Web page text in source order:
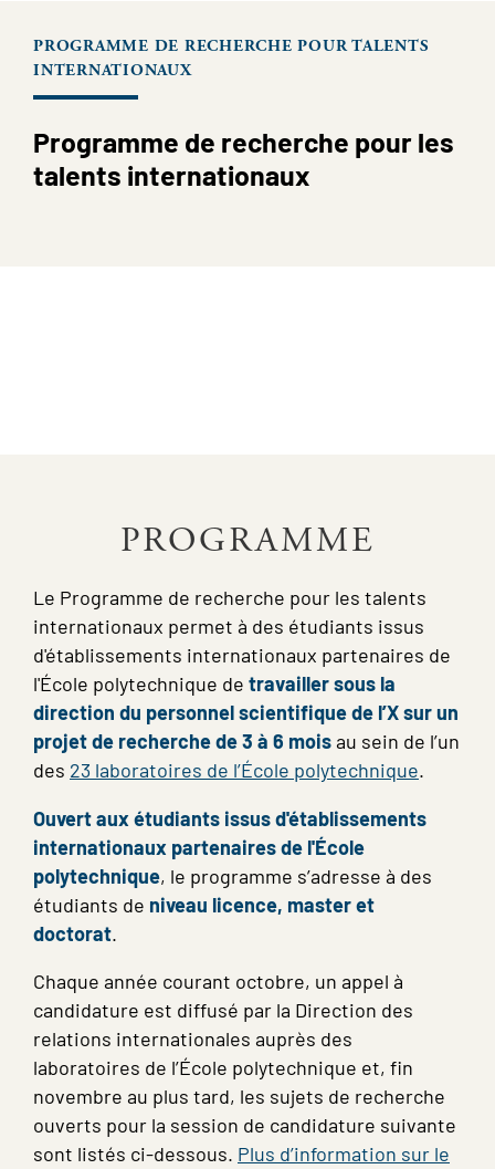
PROGRAMME DE RECHERCHE POUR TALENTS
INTERNATIONAUX
Programme de recherche pour les
talents internationaux
PROGRAMME
Le Programme de recherche pour les talents
internationaux permet à des étudiants issus
d'établissements internationaux partenaires de
l'École polytechnique de travailler sous la
direction du personnel scientifique de l’X sur un
projet de recherche de 3 à 6 moisau sein de l’un
des 23 laboratoires de l’École polytechnique.
Ouvert aux étudiants issus d'établissements
internationaux partenaires de l'École
polytechnique, le programme s’adresse à des
étudiants de niveau licence, master et
doctorat.
Chaque année courant octobre, un appel à
candidature est diffusé par la Direction des
relations internationales auprès des
laboratoires de l’École polytechnique et, fin
novembre au plus tard, les sujets de recherche
ouverts pour la session de candidature suivante
sont listés ci-dessous. Plus d’information sur le